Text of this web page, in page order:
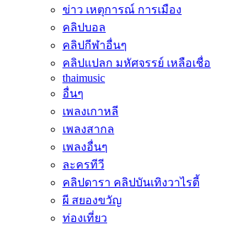
ข่าว เหตุการณ์ การเมือง
คลิปบอล
คลิปกีฬาอื่นๆ
คลิปแปลก มหัศจรรย์ เหลือเชื่อ
thaimusic
อื่นๆ
เพลงเกาหลี
เพลงสากล
เพลงอื่นๆ
ละครทีวี
คลิปดารา คลิปบันเทิงวาไรตี้
ผี สยองขวัญ
ท่องเที่ยว